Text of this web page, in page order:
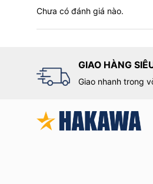
thang sao cho phù hợp
2.2. Chất liệu bền bỉ
Chưa có đánh giá nào.
GIAO HÀNG
Giao nhanh trong